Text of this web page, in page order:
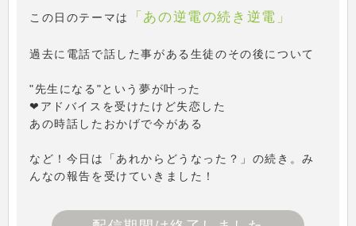
この日のテーマは 「あの逆電の続き逆電」
過去に電話で話した事がある生徒のその後について
"先生になる"という夢が叶った
❤アドバイスを受けたけど失恋した
あの時話したおかげで今がある
など！今日は「あれからどうなった？」の続き。み
んなの報告を受けていきました！